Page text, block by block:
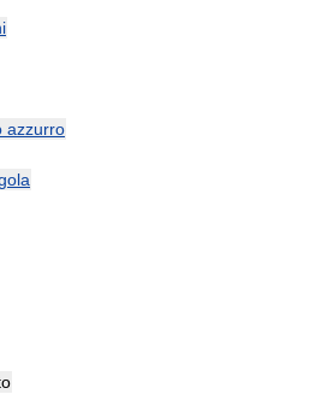
azzurro